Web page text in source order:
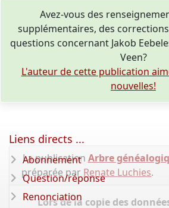
Avez-vous des
supplémentaires, des
questions concernant Jakob
Veen?
L'auteur de cette publication
nouvelles!
La publication Arbre
préparée par Renate Luchies.
Lors de la copie des
Liens directs ...
Abonnement
Question/réponse
Renonciation